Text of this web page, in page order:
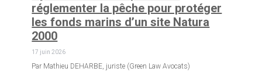
réglementer la pêche pour protéger
les fonds marins d’un site Natura
2000
17 juin 2026
Par Mathieu DEHARBE, juriste (Green Law Avocats)